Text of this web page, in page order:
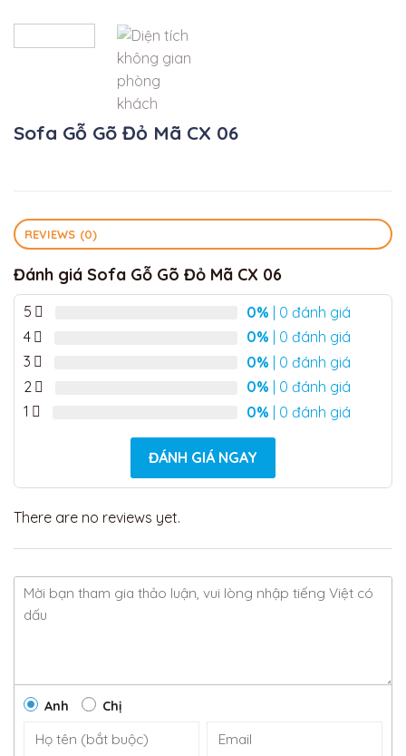
Sofa Gỗ Gõ Đỏ Mã CX 06
REVIEWS (0)
Đánh giá Sofa Gỗ Gõ Đỏ Mã CX 06
5 0% | 0 đánh giá
4
0% | 0 đánh giá
3
0% | 0 đánh giá
2
0% | 0 đánh giá
1
0% | 0 đánh giá
ĐÁNH GIÁ NGAY
There are no reviews yet.
Anh Chị